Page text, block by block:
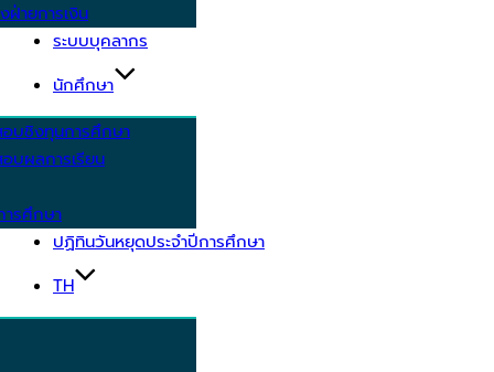
ฝ่ายการเงิน
ระบบบุคลากร
นักศึกษา
บชิงทุนการศึกษา
บผลการเรียน
รศึกษา
ปฏิทินวันหยุดประจำปีการศึกษา
TH